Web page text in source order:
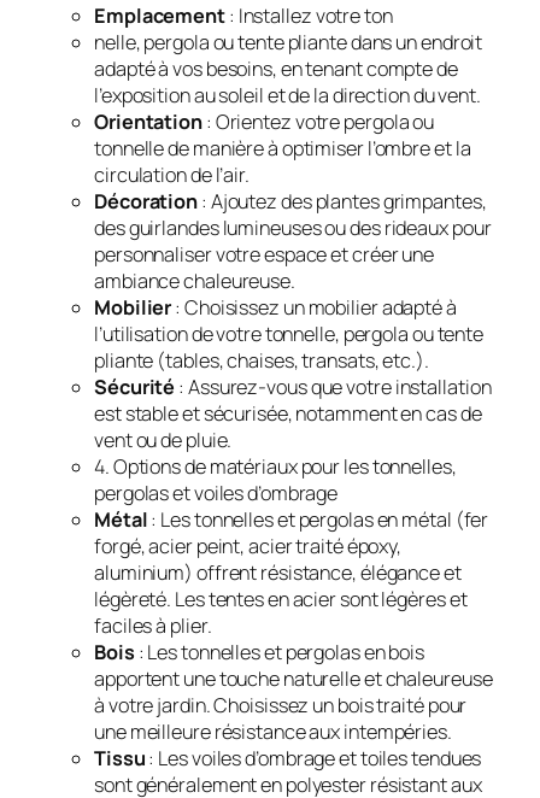
Emplacement: Installez votre ton
nelle, pergola ou tente pliante dans un endroit
adapté à vos besoins, en tenant compte de
l’exposition au soleil et de la direction du vent.
Orientation: Orientez votre pergola ou
tonnelle de manière à optimiser l’ombre et la
circulation de l’air.
Décoration: Ajoutez des plantes grimpantes,
des guirlandes lumineuses ou des rideaux pour
personnaliser votre espace et créer une
ambiance chaleureuse.
Mobilier: Choisissez un mobilier adapté à
l’utilisation de votre tonnelle, pergola ou tente
pliante (tables, chaises, transats, etc.).
Sécurité : Assurez-vous que votre installation
est stable et sécurisée, notamment en cas de
vent ou de pluie.
4. Options de matériaux pour les tonnelles,
pergolas et voiles d’ombrage
Métal: Les tonnelles et pergolas en métal (fer
forgé, acier peint, acier traité époxy,
aluminium) offrent résistance, élégance et
légèreté. Les tentes en acier sont légères et
faciles à plier.
Bois : Les tonnelles et pergolas en bois
apportent une touche naturelle et chaleureuse
à votre jardin. Choisissez un bois traité pour
une meilleure résistance aux intempéries.
Tissu: Les voiles d’ombrage et toiles tendues
sont généralement en polyester résistant aux